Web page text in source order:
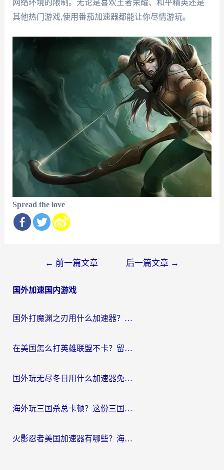
网络环境的限制。无论是喜欢王者荣耀、和平精英还是
其他热门游戏,使用番茄加速器都能让你尽情游玩。
Spread the love
导
← 前一篇文章 后一篇文章 →
国外加速国内游戏
国外打魔渊之刃用什么加速器？2026海外玩家国服游戏加速全攻略（附闪耀暖暖&复苏的魔女避坑指南）
在美国怎么打英雄联盟不卡？留学生亲测的国服游戏加速全攻略
国外玩无尽冬日用什么加速器免费？海外党国服游戏加速避坑指南
海外玩三国杀总卡顿？这份三国杀游戏加速器指南帮你告别延迟烦恼
火影忍者美国加速器有哪些？海外党亲测的国服游戏加速全攻略（含菲律宾玩三国之刃守望黎明技巧）